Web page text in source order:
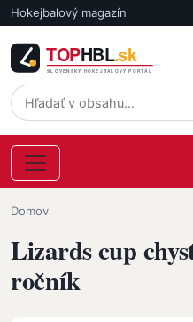
Skočiť na hlavný obsah
Hokejbalový magazín
Omrvinka
Domov
Lizards cup
ročník